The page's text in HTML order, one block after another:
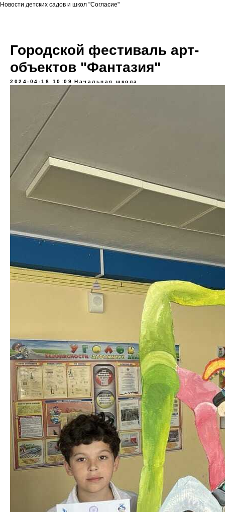
Новости детских садов и школ "Согласие"
Городской фестиваль арт-
объектов "Фантазия"
2024-04-18 10:09 Начальная школа